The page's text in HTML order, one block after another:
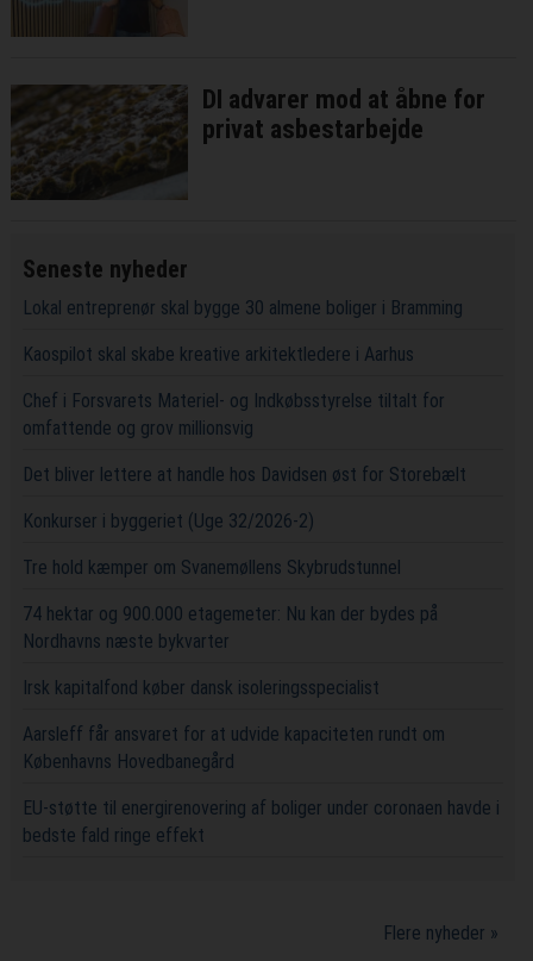
DI advarer mod at åbne for
privat asbestarbejde
Seneste nyheder
Lokal entreprenør skal bygge 30 almene boliger i Bramming
Kaospilot skal skabe kreative arkitektledere i Aarhus
Chef i Forsvarets Materiel- og Indkøbsstyrelse tiltalt for
omfattende og grov millionsvig
Det bliver lettere at handle hos Davidsen øst for Storebælt
Konkurser i byggeriet (Uge 32/2026-2)
Tre hold kæmper om Svanemøllens Skybrudstunnel
74 hektar og 900.000 etagemeter: Nu kan der bydes på
Nordhavns næste bykvarter
Irsk kapitalfond køber dansk isoleringsspecialist
Aarsleff får ansvaret for at udvide kapaciteten rundt om
Københavns Hovedbanegård
EU-støtte til energirenovering af boliger under coronaen havde i
bedste fald ringe effekt
Flere nyheder »